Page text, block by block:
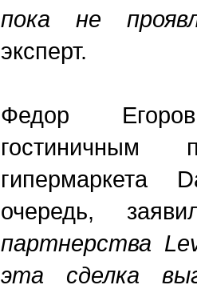
пока не
эксперт.
Федор
гостиничным
очередь,
партнерства
эта сделка